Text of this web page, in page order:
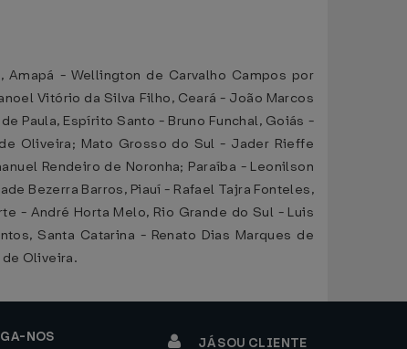
Amapá - Wellington de Carvalho Campos por
Vitório da Silva Filho, Ceará - João Marcos
Paula, Espírito Santo - Bruno Funchal, Goiás -
Oliveira; Mato Grosso do Sul - Jader Rieffe
Rendeiro de Noronha; Paraíba - Leonilson
Bezerra Barros, Piauí - Rafael Tajra Fonteles,
- André Horta Melo, Rio Grande do Sul - Luis
Santa Catarina - Renato Dias Marques de
Oliveira.
NOS JÁ SOU CLIENTE